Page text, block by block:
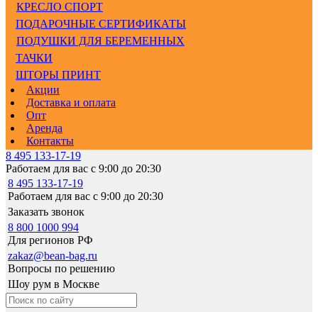
КРЕСЛО СПОРТ
ПОДАРОЧНЫЕ СЕРТИФИКАТЫ
ПОДУШКИ ДЛЯ БЕРЕМЕННЫХ
ТАЧКИ
ШТОРЫ ПРИНТ
Акции
Доставка и оплата
Опт
Аренда
Контакты
8 495 133-17-19
Работаем для вас с 9:00 до 20:30
8 495 133-17-19
Работаем для вас с 9:00 до 20:30
Заказать звонок
8 800 1000 994
Для регионов РФ
zakaz@bean-bag.ru
Вопросы по решению
Шоу рум в Москве